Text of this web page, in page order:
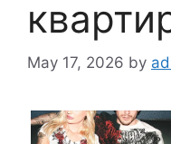
May 17, 2026 by